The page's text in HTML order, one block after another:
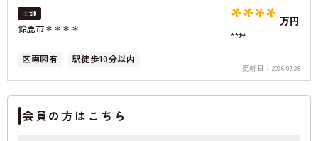
土地
鈴鹿市＊＊＊＊ **** 万円
**坪
区画図有 駅徒歩10分以内
更新日： 2026.07.26
会員の方はこちら